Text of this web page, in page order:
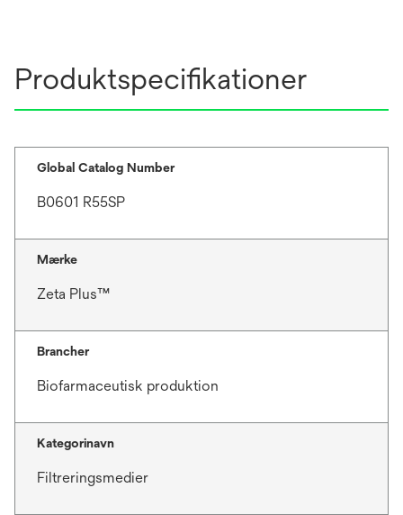
Produktspecifikationer
Global Catalog Number
B0601 R55SP
Mærke
Zeta Plus™
Brancher
Biofarmaceutisk produktion
Kategorinavn
Filtreringsmedier